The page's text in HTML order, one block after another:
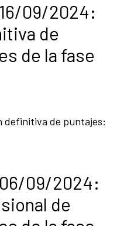
09/2024:
de
de la fase
definitiva de puntajes:
09/2024:
de